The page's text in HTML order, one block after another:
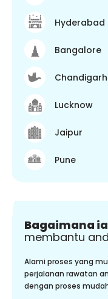
Hyderabad
Bangalore
Chandigarh
Lucknow
Jaipur
Pune
Bagaimana
membantu
Alami proses yang
perjalanan rawatan
dengan proses